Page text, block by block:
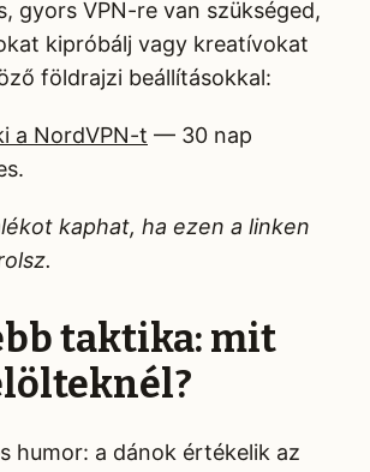
gyors VPN-re van szükséged,
kipróbálj vagy kreatívokat
földrajzi beállításokkal:
a NordVPN-t — 30 nap
kaphat, ha ezen a linken
taktika: mit
humor: a dánok értékelik az